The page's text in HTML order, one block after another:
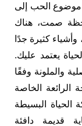
موضوع الحب إلى
لحظة صمت، هناك
وأشياء كثيرة جدًا
يعتمد عليك.
والملونة وفقًا
الرائعة الخاصة
الحياة البسيطة
قديمة دافئة